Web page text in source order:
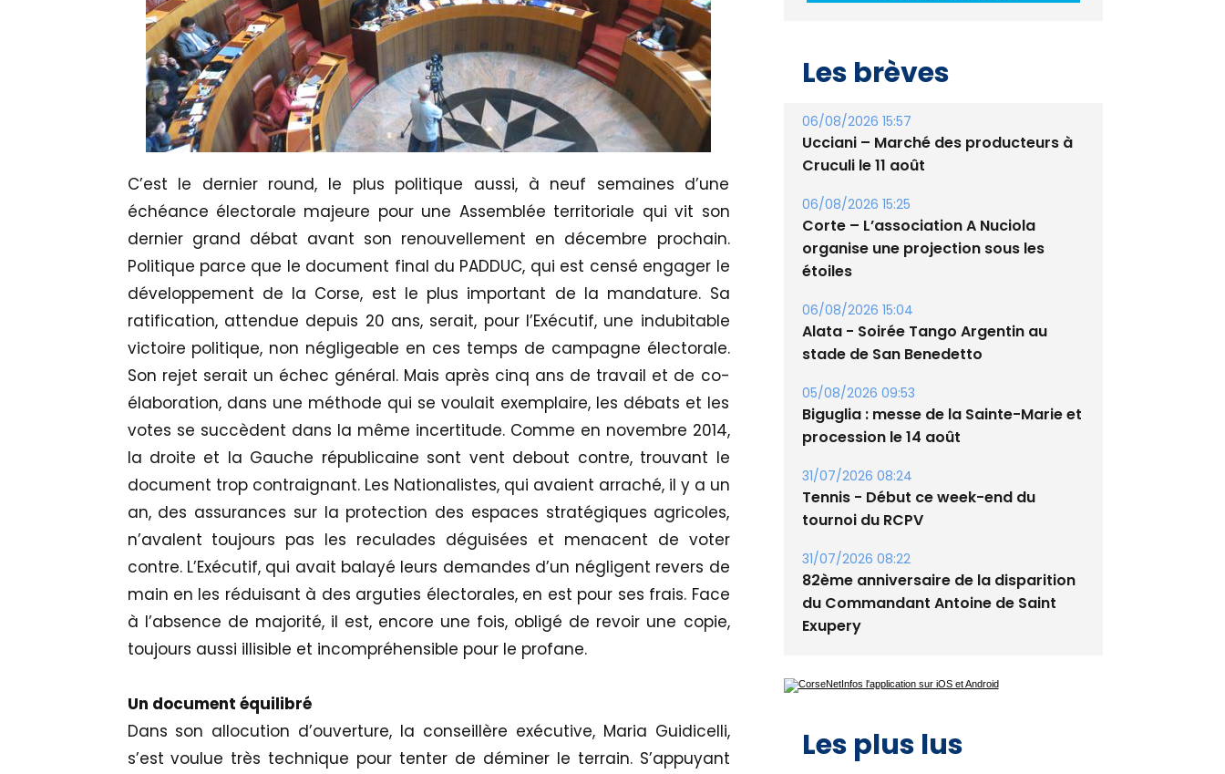
C’est le dernier round, le plus politique aussi, à neuf semaines d’une
échéance électorale majeure pour une Assemblée territoriale qui vit son
dernier grand débat avant son renouvellement en décembre prochain.
Politique parce que le document final du PADDUC, qui est censé engager le
développement de la Corse, est le plus important de la mandature. Sa
ratification, attendue depuis 20 ans, serait, pour l’Exécutif, une indubitable
victoire politique, non négligeable en ces temps de campagne électorale.
Son rejet serait un échec général. Mais après cinq ans de travail et de co-
élaboration, dans une méthode qui se voulait exemplaire, les débats et les
votes se succèdent dans la même incertitude. Comme en novembre 2014,
la droite et la Gauche républicaine sont vent debout contre, trouvant le
document trop contraignant. Les Nationalistes, qui avaient arraché, il y a un
an, des assurances sur la protection des espaces stratégiques agricoles,
n’avalent toujours pas les reculades déguisées et menacent de voter
contre. L’Exécutif, qui avait balayé leurs demandes d’un négligent revers de
main en les réduisant à des arguties électorales, en est pour ses frais. Face
à l’absence de majorité, il est, encore une fois, obligé de revoir une copie,
toujours aussi illisible et incompréhensible pour le profane.
Un document équilibré
Dans son allocution d’ouverture, la conseillère exécutive, Maria Guidicelli,
s’est voulue très technique pour tenter de déminer le terrain. S’appuyant
Les brèves
06/08/2026 15:57
Ucciani – Marché des producteurs à
Cruculi le 11 août
06/08/2026 15:25
Corte – L’association A Nuciola
organise une projection sous les
étoiles
06/08/2026 15:04
Alata - Soirée Tango Argentin au
stade de San Benedetto
05/08/2026 09:53
Biguglia : messe de la Sainte-Marie et
procession le 14 août
31/07/2026 08:24
Tennis - Début ce week-end du
tournoi du RCPV
31/07/2026 08:22
82ème anniversaire de la disparition
du Commandant Antoine de Saint
Exupery
Les plus lus